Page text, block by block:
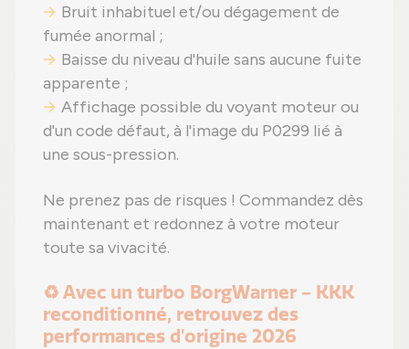
Bruit inhabituel et/ou dégagement de
fumée anormal ;
Baisse du niveau d'huile sans aucune fuite
apparente ;
Affichage possible du voyant moteur ou
d'un code défaut, à l'image du P0299 lié à
une sous-pression.
Ne prenez pas de risques ! Commandez dès
maintenant et redonnez à votre moteur
toute sa vivacité.
♻️ Avec un turbo BorgWarner - KKK
reconditionné, retrouvez des
performances d'origine 2026